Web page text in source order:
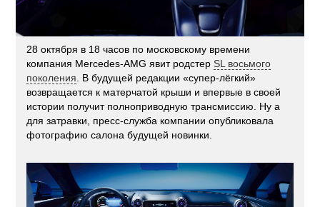
28 октября в 18 часов по московскому времени
компания Mercedes-AMG явит родстер SL восьмого
поколения . В будущей редакции «супер-лёгкий»
возвращается к матерчатой крыши и впервые в своей
истории получит полноприводную трансмиссию. Ну а
для затравки, пресс-служба компании опубликовала
фотографию салона будущей новинки.